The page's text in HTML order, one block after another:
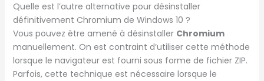
Quelle est l’autre alternative pour désinstaller
définitivement Chromium de Windows 10 ?
Vous pouvez être amené à désinstaller Chromium
manuellement. On est contraint d’utiliser cette méthode
lorsque le navigateur est fourni sous forme de fichier ZIP.
Parfois, cette technique est nécessaire lorsque le